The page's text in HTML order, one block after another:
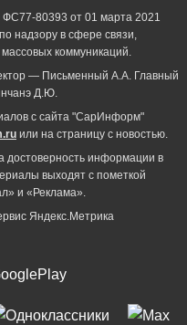
80393 от 01 марта 2021
надзору в сфере связи,
коммуникаций.
— Письменный А.А. Главный
Д.Ю.
с сайта "СарИнформ"
или на страницу с новостью.
достоверность информации в
выходят с пометкой
и «Реклама».
Яндекс.Метрика